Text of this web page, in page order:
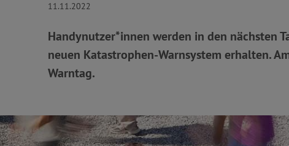
11.11.2022
Handynutzer*innen werden in den nächsten
neuen Katastrophen-Warnsystem erhalten.
Warntag.